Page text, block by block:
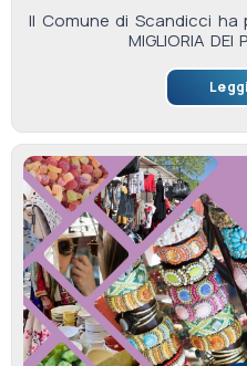
Il Comune di Scandicci ha
MIGLIORIA DEI